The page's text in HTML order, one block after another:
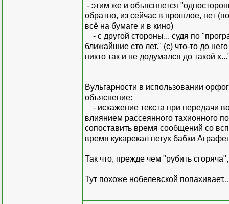
- этим же и объясняется
обратно, из сейчас в прошлое, нет
всё на бумаге и в кино)
- с другой стороны... судя по
ближайшие сто лет." (с) что-то до
никто так и не додумался до такой
Вульгарности в использовании
объяснение:
- искажение текста при передачи
влиянием рассеянного тахионного
сопоставить время сообщений со
время кукарекал петух бабки
Так что, прежде чем "рубить
Тут похоже нобелевской